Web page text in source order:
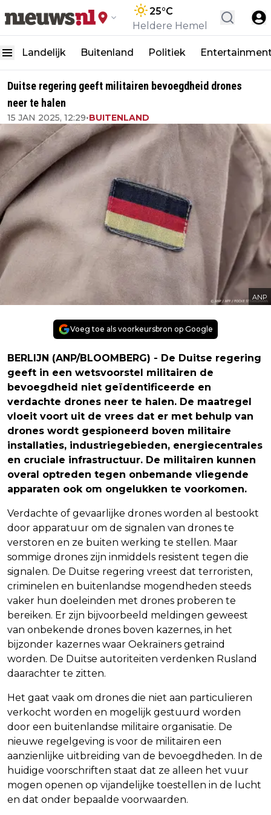
25°C
Heldere Hemel
Landelijk Buitenland Politiek
Duitse regering geeft militairen bevoegdheid drones
neer te halen
15 JAN 2025, 12:29•BUITENLAND
ANP
Voeg toe als voorkeursbron op Google
BERLIJN (ANP/BLOOMBERG) - De Duitse regering
geeft in een wetsvoorstel militairen de
bevoegdheid niet geïdentificeerde en
verdachte drones neer te halen. De maatregel
vloeit voort uit de vrees dat er met behulp van
drones wordt gespioneerd boven militaire
installaties, industriegebieden, energiecentrales
en cruciale infrastructuur. De militairen kunnen
overal optreden tegen onbemande vliegende
apparaten ook om ongelukken te voorkomen.
Verdachte of gevaarlijke drones worden al bestookt
door apparatuur om de signalen van drones te
verstoren en ze buiten werking te stellen. Maar
sommige drones zijn inmiddels resistent tegen die
signalen. De Duitse regering vreest dat terroristen,
criminelen en buitenlandse mogendheden steeds
vaker hun doeleinden met drones proberen te
bereiken. Er zijn bijvoorbeeld meldingen geweest
van onbekende drones boven kazernes, in het
bijzonder kazernes waar Oekraïners getraind
worden. De Duitse autoriteiten verdenken Rusland
daarachter te zitten.
Het gaat vaak om drones die niet aan particulieren
verkocht worden en mogelijk gestuurd worden
door een buitenlandse militaire organisatie. De
nieuwe regelgeving is voor de militairen een
aanzienlijke uitbreiding van de bevoegdheden. In de
huidige voorschriften staat dat ze alleen het vuur
mogen openen op vijandelijke toestellen in de lucht
en dat onder bepaalde voorwaarden.